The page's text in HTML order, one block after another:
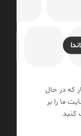
که در حال
ما را بر